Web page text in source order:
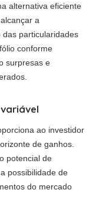
alternativa eficiente
a
das particularidades
conforme
surpresas e
ao investidor
de ganhos.
potencial de
possibilidade de
do mercado